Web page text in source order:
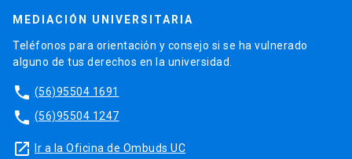
MEDIACIÓN UNIVERSITARIA
Teléfonos para orientación y consejo si se ha vulnerado
alguno de tus derechos en la universidad.
phone (56)95504 1691
phone (56)95504 1247
launch Ir a la Oficina de Ombuds UC